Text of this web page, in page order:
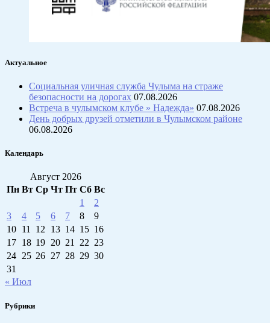
Актуальное
Социальная уличная служба Чулыма на страже
безопасности на дорогах 07.08.2026
Встреча в чулымском клубе » Надежда» 07.08.2026
День добрых друзей отметили в Чулымском районе
06.08.2026
Календарь
Август 2026
Пн Вт Ср Чт Пт Сб Вс
1
2
3
4 5 6 7 8
9
10 11 12 13 14 15 16
17 18 19 20 21 22 23
24 25 26 27 28 29 30
31
« Июл
Рубрики